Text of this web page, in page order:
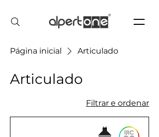
Página inicial Articulado
Articulado
Filtrar e ordenar